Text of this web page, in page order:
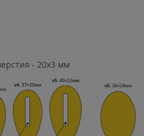
- 20x3 мм